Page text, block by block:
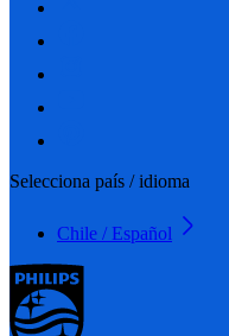
Selecciona país / idioma
Chile / Español